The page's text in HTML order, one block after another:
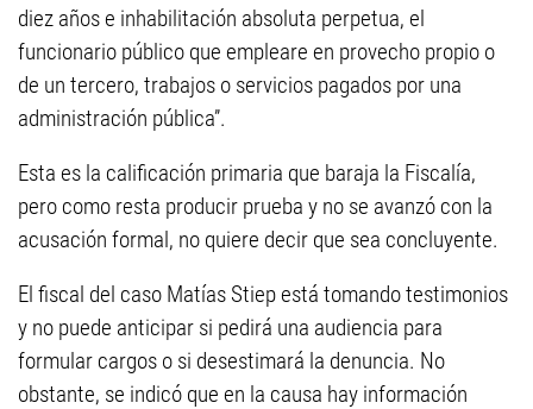
diez años e inhabilitación absoluta perpetua, el
funcionario público que empleare en provecho propio o
de un tercero, trabajos o servicios pagados por una
administración pública”.
Esta es la calificación primaria que baraja la Fiscalía,
pero como resta producir prueba y no se avanzó con la
acusación formal, no quiere decir que sea concluyente.
El fiscal del caso Matías Stiep está tomando testimonios
y no puede anticipar si pedirá una audiencia para
formular cargos o si desestimará la denuncia. No
obstante, se indicó que en la causa hay información